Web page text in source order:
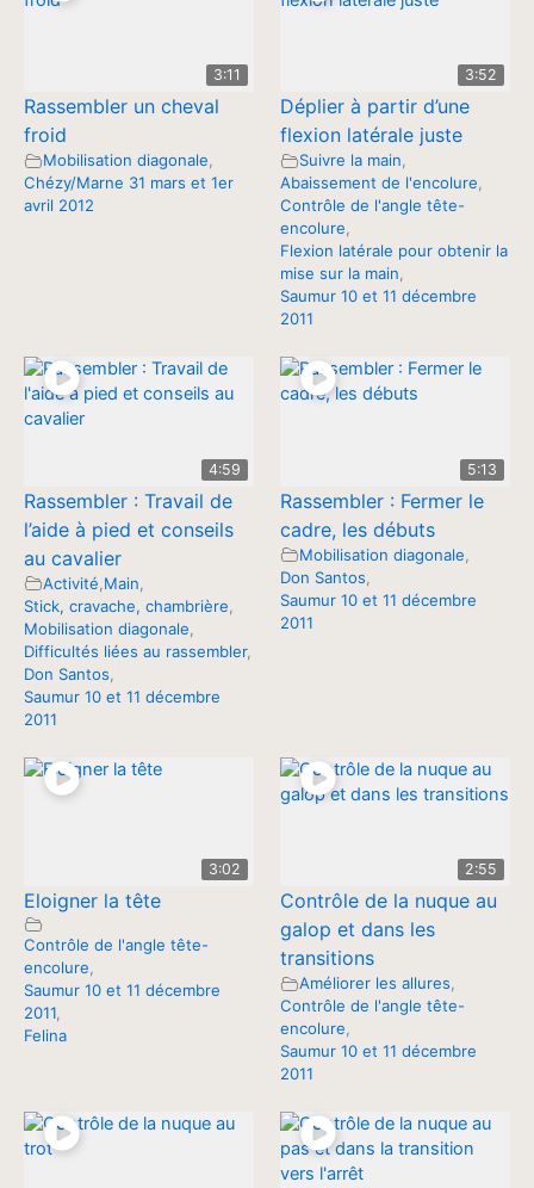
3:11
Rassembler un cheval
froid
Mobilisation diagonale,
Chézy/Marne 31 mars et 1er
avril 2012
3:52
Déplier à partir d’une
flexion latérale juste
Suivre la main,
Abaissement de l'encolure,
Contrôle de l'angle tête-
encolure,
Flexion latérale pour obtenir la
mise sur la main,
Saumur 10 et 11 décembre
2011
4:59
Rassembler : Travail de
l’aide à pied et conseils
au cavalier
Activité Main
Stick, cravache, chambrière
Mobilisation diagonale
Difficultés liées au rassembler,
Don Santos
Saumur 10 et 11 décembre
2011
5:13
Rassembler : Fermer le
cadre, les débuts
Mobilisation diagonale
Don Santos
Saumur 10 et 11 décembre
2011
3:02
Eloigner la tête
Contrôle de l'angle tête-
encolure,
Saumur 10 et 11 décembre
2011,
Felina
2:55
Contrôle de la nuque au
galop et dans les
transitions
Améliorer les allures,
Contrôle de l'angle tête-
encolure,
Saumur 10 et 11 décembre
2011